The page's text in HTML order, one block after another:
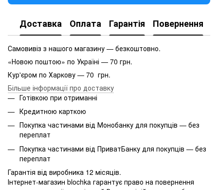
Доставка Оплата Гарантія Повернення
Самовивіз з нашого магазину — безкоштовно.
«Новою поштою» по Україні — 70 грн.
Кур'єром по Харкову — 70 грн.
Більше інформації про доставку
Готівкою при отриманні
Кредитною карткою
Покупка частинами від Монобанку для покупців — без
переплат
Покупка частинами від ПриватБанку для покупців — без
переплат
Гарантія від виробника 12 місяців.
Інтернет-магазин blochka гарантує право на повернення